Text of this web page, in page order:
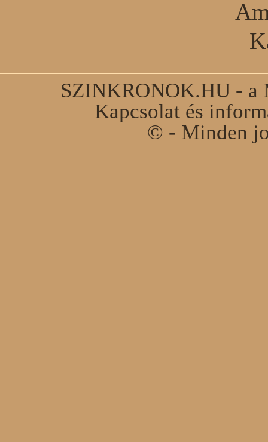
SZINKRONOK.HU - a
Kapcsolat és
© - Minden